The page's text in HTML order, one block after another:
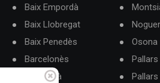
Baix Empordà
Baix Llobregat
Baix Penedès
Barcelonès
Berguedà
Osona